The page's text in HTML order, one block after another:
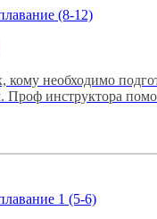
(8-12)
кому необходимо
Проф инструктора
1 (5-6)